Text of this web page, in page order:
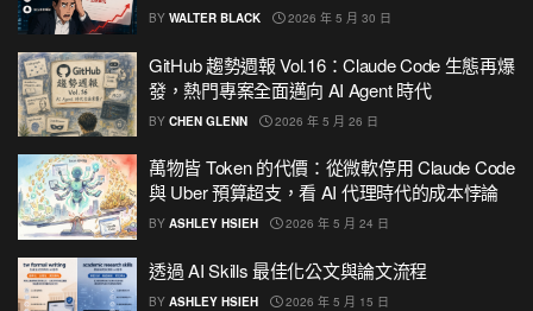
BY WALTER BLACK 2026 年 5 月 30 日
GitHub 趨勢週報 Vol.16：Claude Code 生態再爆
發，熱門專案全面邁向 AI Agent 時代
BY CHEN GLENN 2026 年 5 月 26 日
萬物皆 Token 的代價：從微軟停用 Claude Code
與 Uber 預算超支，看 AI 代理時代的成本悖論
BY ASHLEY HSIEH 2026 年 5 月 24 日
透過 AI Skills 最佳化公文與論文流程
BY ASHLEY HSIEH 2026 年 5 月 15 日